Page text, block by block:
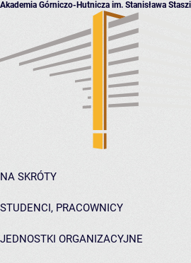
Akademia Górniczo-Hutnicza im. Stanisława
NA SKRÓTY
STUDENCI, PRACOWNICY
JEDNOSTKI ORGANIZACYJNE